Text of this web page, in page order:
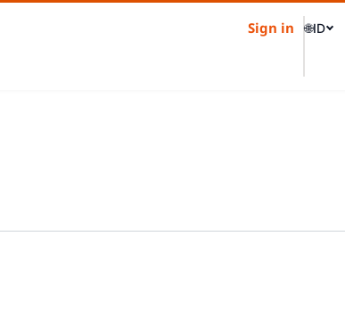
Sign in 🌐ID